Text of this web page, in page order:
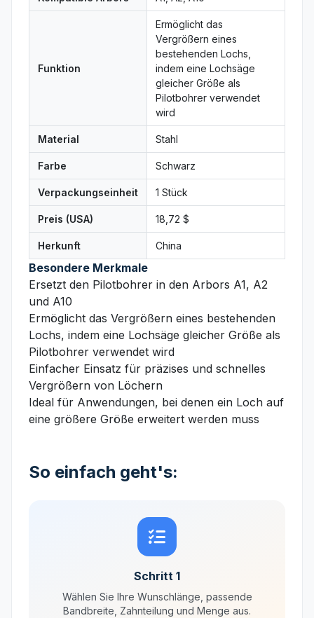
Funktion
Ermöglicht das
Vergrößern eines
bestehenden Lochs,
indem eine Lochsäge
gleicher Größe als
Pilotbohrer verwendet
wird
Material Stahl
Farbe Schwarz
Verpackungseinheit 1 Stück
Preis (USA) 18,72 $
Herkunft China
Besondere Merkmale
Ersetzt den Pilotbohrer in den Arbors A1, A2
und A10
Ermöglicht das Vergrößern eines bestehenden
Lochs, indem eine Lochsäge gleicher Größe als
Pilotbohrer verwendet wird
Einfacher Einsatz für präzises und schnelles
Vergrößern von Löchern
Ideal für Anwendungen, bei denen ein Loch auf
eine größere Größe erweitert werden muss
So einfach geht's:
Schritt 1
Wählen Sie Ihre Wunschlänge, passende
Bandbreite, Zahnteilung und Menge aus.